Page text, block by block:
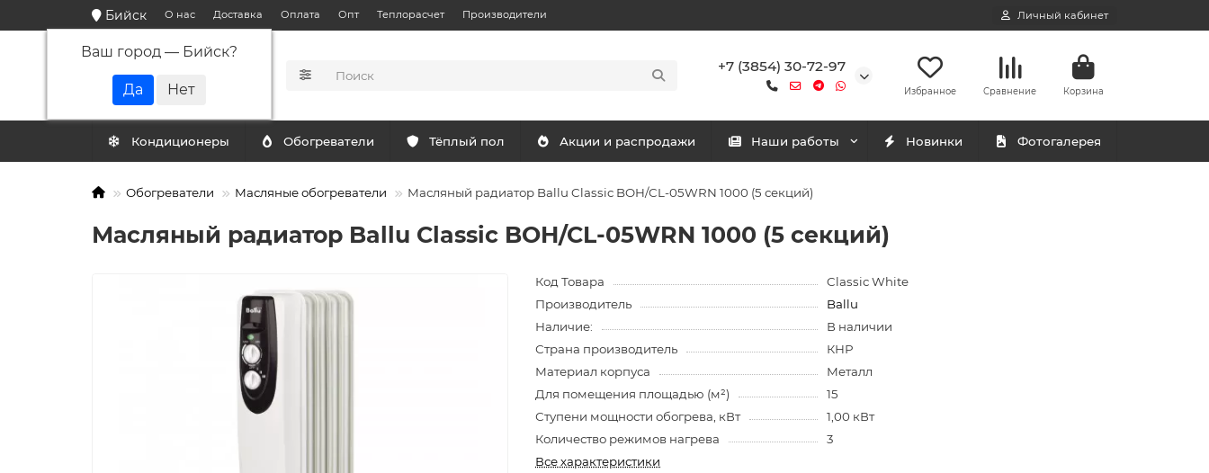
Бийск
Ваш город — Бийск?
О нас Доставка Оплата Опт Теплорасчет Производители Личный кабинет
+7 (3854) 30-72-97
Избранное Сравнение Корзина
Кондиционеры Обогреватели Тёплый пол Акции и распродажи Наши работы Новинки Фотогалерея
Обогреватели Масляные обогреватели Масляный радиатор Ballu Classic BOH/CL-05WRN 1000 (5 секций)
Масляный радиатор Ballu Classic BOH/CL-05WRN 1000 (5 секций)
Код Товара
Classic White
Производитель
Ballu
Наличие:
В наличии
Страна производитель
КНР
Материал корпуса
Металл
Для помещения площадью (м²)
15
Ступени мощности обогрева, кВт
1,00 кВт
Количество режимов нагрева
3
Все характеристики